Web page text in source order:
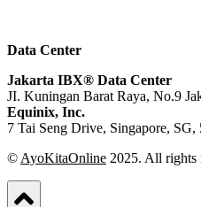
Data Center
Jakarta IBX® Data Center
JI. Kuningan Barat Raya, No.9
Equinix, Inc.
7 Tai Seng Drive, Singapore, SG,
© AyoKitaOnline 2025. All rights